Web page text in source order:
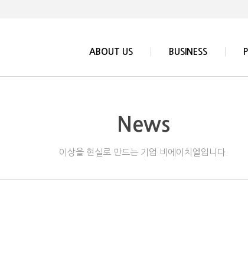
ABOUT US BUSINESS
News
이상을 현실로 만드는 기업 비에이치엘입니다.